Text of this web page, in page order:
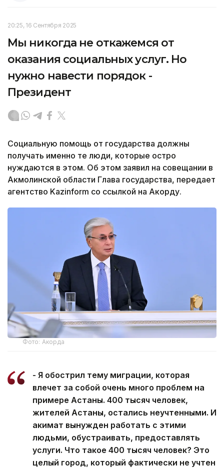
20:25, 16 Сентября 2025
Мы никогда не откажемся от
оказания социальных услуг. Но
нужно навести порядок -
Президент
Социальную помощь от государства должны
получать именно те люди, которые остро
нуждаются в этом. Об этом заявил на совещании в
Акмолинской области Глава государства, передает
агентство Kazinform со ссылкой на Акорду.
Фото: Акорда
- Я обострил тему миграции, которая
влечет за собой очень много проблем на
примере Астаны. 400 тысяч человек,
жителей Астаны, остались неучтенными. И
акимат вынужден работать с этими
людьми, обустраивать, предоставлять
услуги. Что такое 400 тысяч человек? Это
целый город, который фактически не учтен